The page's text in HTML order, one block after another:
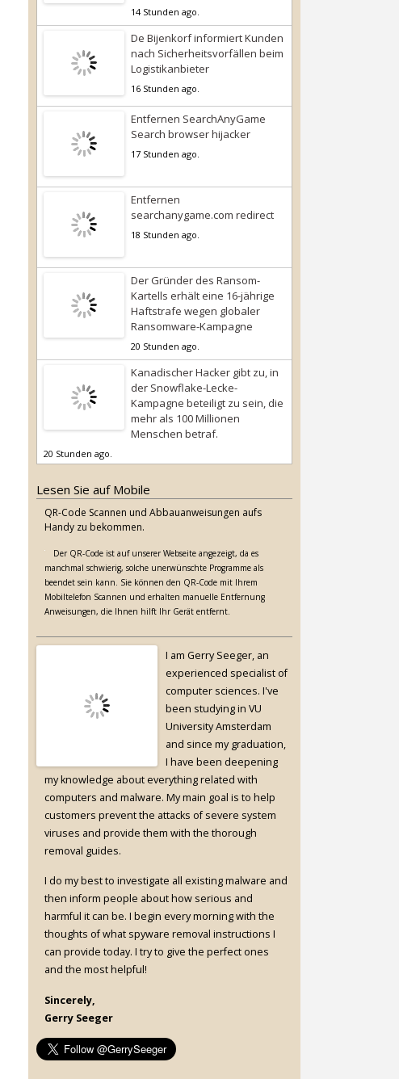
14 Stunden ago.
De Bijenkorf informiert Kunden
nach Sicherheitsvorfällen beim
Logistikanbieter
16 Stunden ago.
Entfernen SearchAnyGame
Search browser hijacker
17 Stunden ago.
Entfernen
searchanygame.com redirect
18 Stunden ago.
Der Gründer des Ransom-
Kartells erhält eine 16-jährige
Haftstrafe wegen globaler
Ransomware-Kampagne
20 Stunden ago.
Kanadischer Hacker gibt zu, in
der Snowflake-Lecke-
Kampagne beteiligt zu sein, die
mehr als 100 Millionen
Menschen betraf.
20 Stunden ago.
Lesen Sie auf Mobile
QR-Code Scannen und Abbauanweisungen aufs
Handy zu bekommen.
Der QR-Code ist auf unserer Webseite angezeigt, da es
manchmal schwierig, solche unerwünschte Programme als
beendet sein kann. Sie können den QR-Code mit Ihrem
Mobiltelefon Scannen und erhalten manuelle Entfernung
Anweisungen, die Ihnen hilft Ihr Gerät entfernt.
I am Gerry Seeger, an
experienced specialist of
computer sciences. I've
been studying in VU
University Amsterdam
and since my graduation,
I have been deepening
my knowledge about everything related with
computers and malware. My main goal is to help
customers prevent the attacks of severe system
viruses and provide them with the thorough
removal guides.
I do my best to investigate all existing malware and
then inform people about how serious and
harmful it can be. I begin every morning with the
thoughts of what spyware removal instructions I
can provide today. I try to give the perfect ones
and the most helpful!
Sincerely,
Gerry Seeger